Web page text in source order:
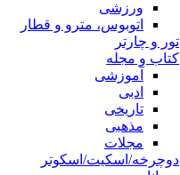
ورزشی
اتوبوس، مترو و قطار
تور و چارتر
کتاب و مجله
آموزشی
ادبی
تاریخی
مذهبی
مجلات
دوچرخه/اسکیت/اسکوتر